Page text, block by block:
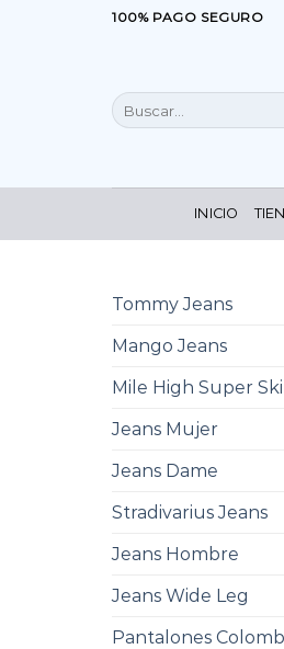
100% PAGO SEGURO
Buscar
por:
INICIO
Tommy Jeans
Mango Jeans
Mile High Super
Jeans Mujer
Jeans Dame
Stradivarius Jeans
Jeans Hombre
Jeans Wide Leg
Pantalones